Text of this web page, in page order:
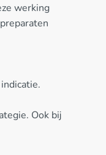
werking
Ook bij